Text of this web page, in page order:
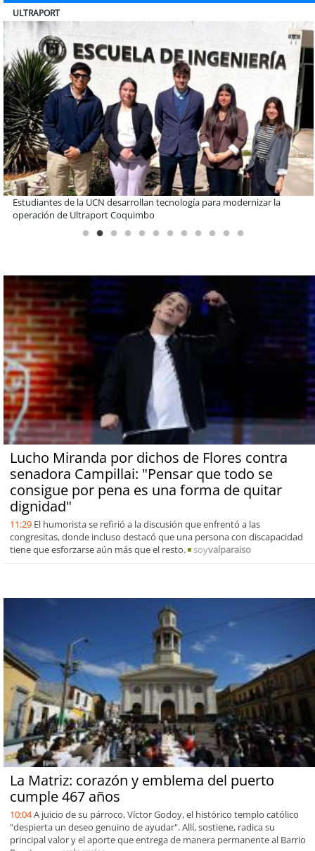
BANCO DE CHILE
Educación y colaboración público-privada se toman La Araucanía:
encuentro reunió a líderes para abordar las brechas y oportunidades
Lucho Miranda por dichos de Flores contra
senadora Campillai: "Pensar que todo se
consigue por pena es una forma de quitar
dignidad"
11:29 El humorista se refirió a la discusión que enfrentó a las
congresitas, donde incluso destacó que una persona con discapacidad
tiene que esforzarse aún más que el resto.
soyvalparaiso
La Matriz: corazón y emblema del puerto
cumple 467 años
10:04A juicio de su párroco, Víctor Godoy, el histórico templo católico
"despierta un deseo genuino de ayudar". Allí, sostiene, radica su
principal valor y el aporte que entrega de manera permanente al Barrio